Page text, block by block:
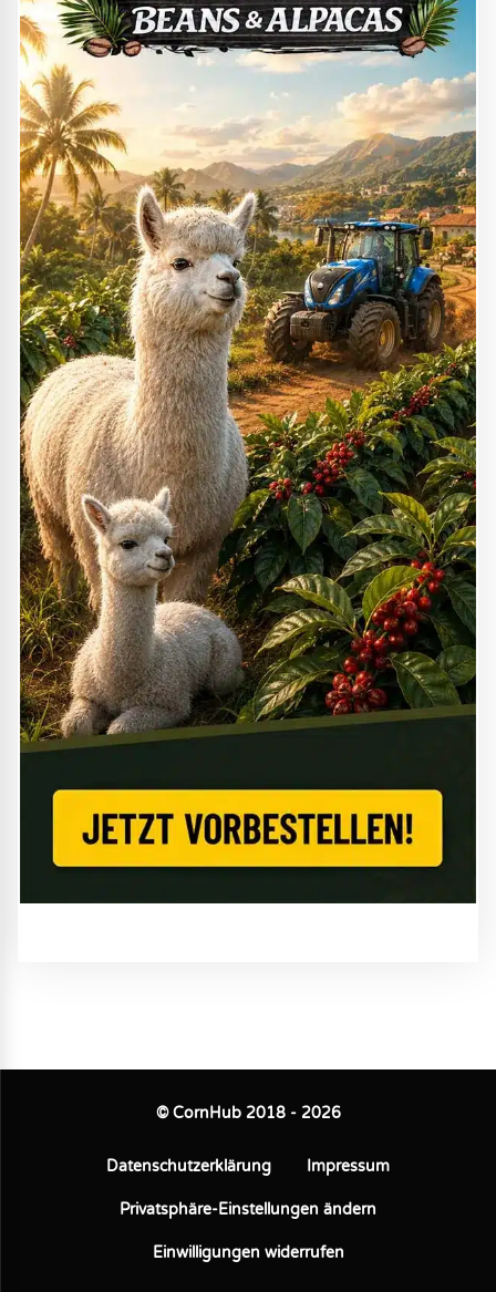
© CornHub 2018 - 2026
Datenschutzerklärung Impressum
Privatsphäre-Einstellungen ändern
Einwilligungen widerrufen